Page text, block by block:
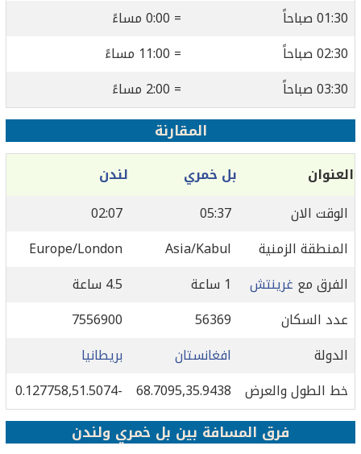
01:30 صباحاً
= 0:00 مساءً
02:30 صباحاً
= 11:00 مساءً
03:30 صباحاً
= 2:00 مساءً
المقارنة
العنوان بل خمري
لندن
الوقت الان
05:37
02:07
المنطقة الزمنية
Asia/Kabul
Europe/London
الفرق مع غرينتش 1 ساعة
4.5 ساعة
عدد السكان
56369
7556900
الدولة
افغانستان
بريطانيا
خط الطول والعرض 68.7095,35.9438
-0.127758,51.5074
فرق المسافة بين بل خمري ولندن